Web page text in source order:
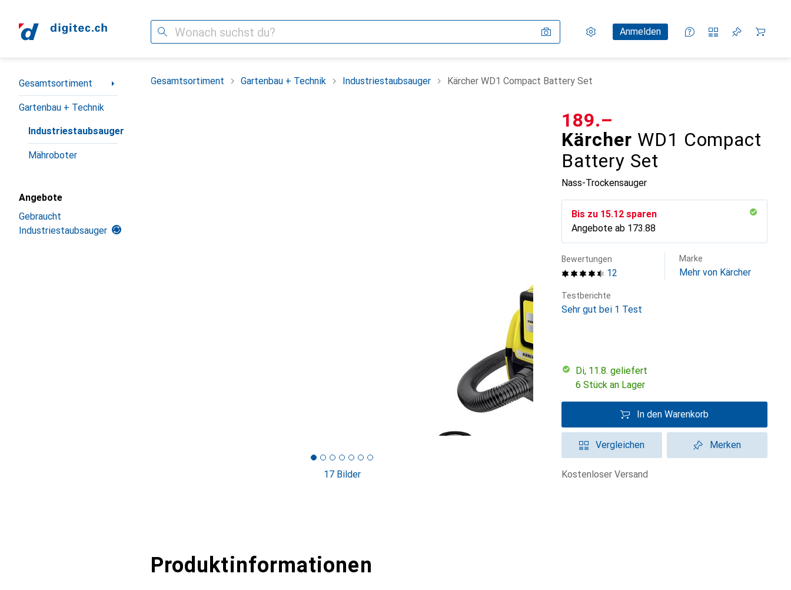
Suche Einstellungen
KundenkontoAnmelden
Vergleichslisten
Merklisten
Warenkorb
Navigation nach Kategorien
Gesamtsortiment
Gartenbau + Technik
Industriestaubsauger
Mähroboter
Angebote
Gebraucht
Industriestaubsauger
Gesamtsortiment Gartenbau + Technik Industriestaubsauger Kärcher WD1 Compact Battery Set
17 Bilder
Kärcher WD1 Compact
Battery Set
Nass-Trockensauger
CHF
189.–
Bis zu CHF
15.12 sparen
Angebote ab CHF
173.88
12
Bewertungen Marke
Mehr von Kärcher
Testberichte
Sehr gut bei 1 Test
Di, 11.8. geliefert
6 Stück an Lager
In den Warenkorb
Vergleichen Merken
kostenloser Versand
Produktinformationen